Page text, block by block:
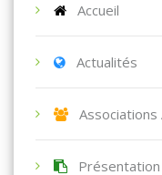
Accueil
Actualités
Associations
Présentation